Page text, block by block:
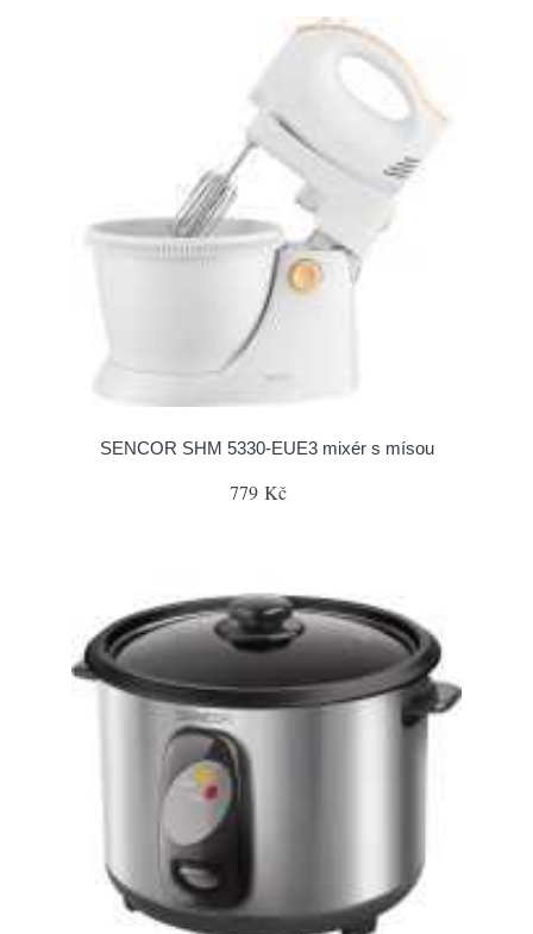
SENCOR SHM 5330-EUE3 mixér s mísou
779 Kč